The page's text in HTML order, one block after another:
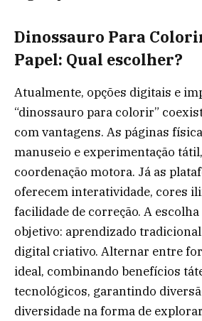
Dinossauro Para
Papel: Qual escolher?
Atualmente, opções digitais e
“dinossauro para colorir”
com vantagens. As páginas
manuseio e experimentação
coordenação motora. Já as
oferecem interatividade, cores
facilidade de correção. A escolha
objetivo: aprendizado
digital criativo. Alternar entre
ideal, combinando benefícios
tecnológicos, garantindo
diversidade na forma de